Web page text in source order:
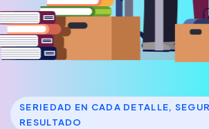
SERIEDAD EN CADA DETALLE,
RESULTADO